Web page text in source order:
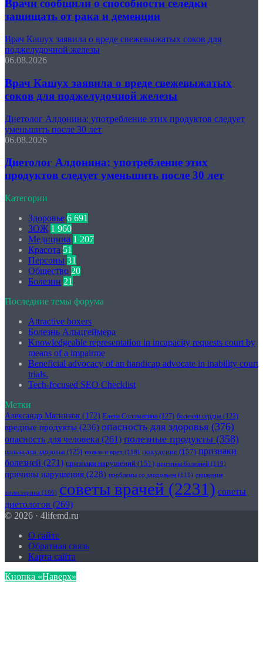
Врачи сообщили о способности селедки
защищать от рака и деменции
Врач Кашух заявила о вреде свежевыжатых соков для
поджелудочной железы
06.08.2026
Врач Кашух заявила о вреде свежевыжатых
соков для поджелудочной железы
Диетолог Алдонина: употребление этих продуктов следует
уменьшить после 30 лет
06.08.2026
Диетолог Алдонина: употребление этих
продуктов следует уменьшить после 30 лет
Категории
Здоровье 6 691
ЗОЖ 1 960
Медицина 1 207
Красота 51
Персоны 31
Общество 20
Болезни 21
Последние темы форума
Attractive boxers
Болезнь Альцгеймера
Knowledgeable representation in incapacity requests court by
means of a impairme
Beneficial advocacy of an handicap advocate in inability court
trials.
Tech-focused SEO Checklist
Метки
Александр Мясников (172) Елена Соломатина (127) болезни сердца (122)
вредные продукты (236) опасность для здоровья (376)
опасность для человека (261) полезные продукты (358)
польза для здоровья (125) польза и вред (118) похудение (157) признаки
болезней (271) признаки нарушений (151) причины болезней (119)
причины нарушения (228) проблемы со здоровьем (111) снижение
холестерина (106) советы врачей (2231) советы
диетологов (269)
© 2026 · 4lifemd.ru
О сайте
Обратная связь
Карта сайта
Кнопка «Наверх»